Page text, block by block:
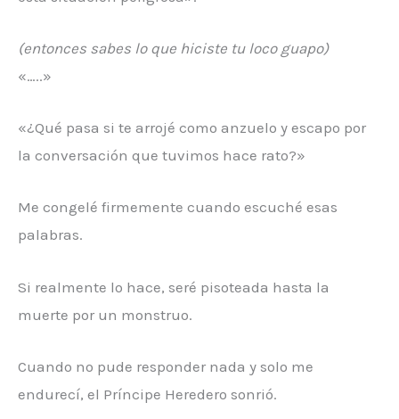
(entonces sabes lo que hiciste tu loco guapo)
«…..»
«¿Qué pasa si te arrojé como anzuelo y escapo por
la conversación que tuvimos hace rato?»
Me congelé firmemente cuando escuché esas
palabras.
Si realmente lo hace, seré pisoteada hasta la
muerte por un monstruo.
Cuando no pude responder nada y solo me
endurecí, el Príncipe Heredero sonrió.